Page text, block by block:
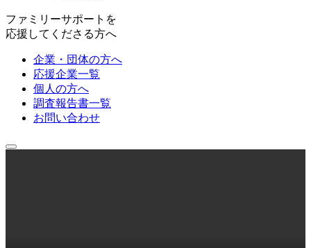
ファミリーサポートを
応援してくださる方へ
企業・団体の方へ
応援企業一覧
個人の方へ
調査報告書一覧
お問い合わせ